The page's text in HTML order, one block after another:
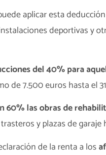
aplicar esta
deportivas y
del 40% para
de 7.500 euros hasta el
60% las obras de
y plazas de
de la renta a los